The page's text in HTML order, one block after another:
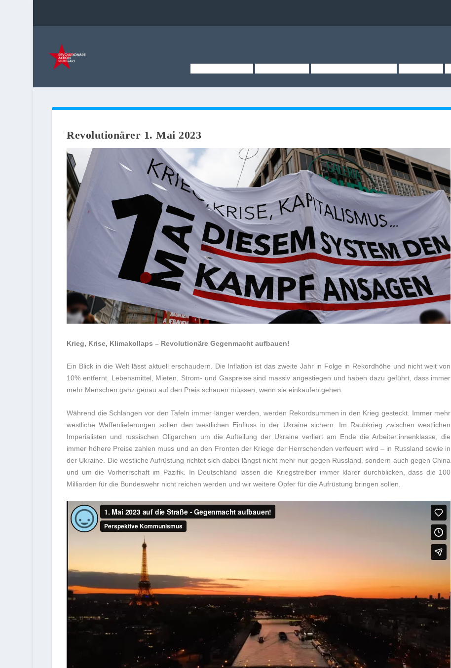
Revolutionärer 1. Mai 2023
Krieg, Krise, Klimakollaps – Revolutionäre Gegenmacht aufbauen!
Ein Blick in die Welt lässt aktuell erschaudern. Die Inflation ist das zweite Jahr in Folge in Rekordhöhe und nicht weit von
10% entfernt. Lebensmittel, Mieten, Strom- und Gaspreise sind massiv angestiegen und haben dazu geführt, dass immer
mehr Menschen ganz genau auf den Preis schauen müssen, wenn sie einkaufen gehen.
Während die Schlangen vor den Tafeln immer länger werden, werden Rekordsummen in den Krieg gesteckt. Immer mehr
westliche Waffenlieferungen sollen den westlichen Einfluss in der Ukraine sichern. Im Raubkrieg zwischen westlichen
Imperialisten und russischen Oligarchen um die Aufteilung der Ukraine verliert am Ende die Arbeiter:innenklasse, die
immer höhere Preise zahlen muss und an den Fronten der Kriege der Herrschenden verfeuert wird – in Russland sowie in
der Ukraine. Die westliche Aufrüstung richtet sich dabei längst nicht mehr nur gegen Russland, sondern auch gegen China
und um die Vorherrschaft im Pazifik. In Deutschland lassen die Kriegstreiber immer klarer durchblicken, dass die 100
Milliarden für die Bundeswehr nicht reichen werden und wir weitere Opfer für die Aufrüstung bringen sollen.